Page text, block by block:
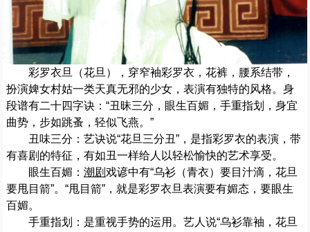
彩罗衣旦（花旦），穿窄袖彩罗衣，花裤，腰系结带，
扮演婢女村姑一类天真无邪的少女，表演有独特的风格。身
段谱有二十四字诀：“丑昧三分，眼生百媚，手重指划，身宜
曲势，步如跳蚤，轻似飞燕。”
丑味三分：艺诀说“花旦三分丑”，是指彩罗衣的表演，带
有喜剧的特征，有如丑一样给人以轻松愉快的艺术享受。
眼生百媚： 潮剧 戏谚中有“乌衫（青衣）要目汁滴，花旦
要甩目箭”。“甩目箭”，就是彩罗衣旦表演要有媚态，要眼生
百媚。
手重指划：是重视手势的运用。艺人说“乌衫靠袖，花旦